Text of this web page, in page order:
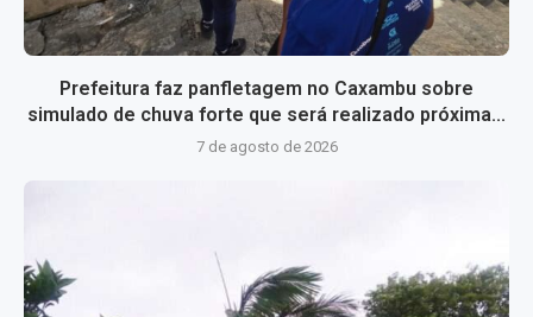
Prefeitura faz panfletagem no Caxambu sobre
simulado de chuva forte que será realizado próxima...
7 de agosto de 2026